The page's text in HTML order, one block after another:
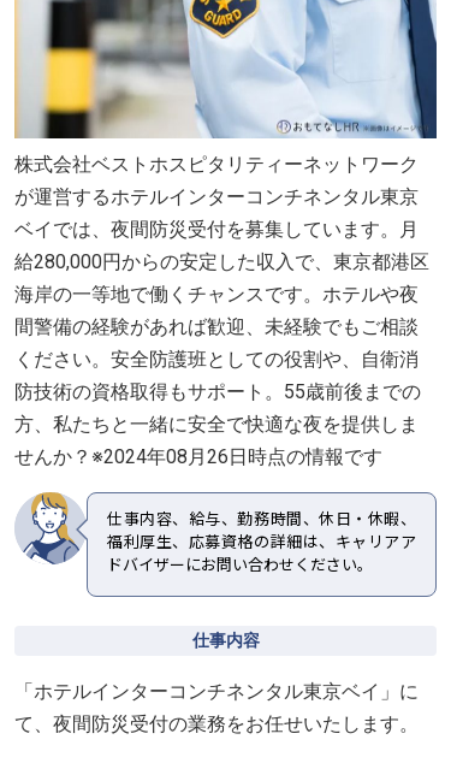
株式会社ベストホスピタリティーネットワーク
が運営するホテルインターコンチネンタル東京
ベイでは、夜間防災受付を募集しています。月
給280,000円からの安定した収入で、東京都港区
海岸の一等地で働くチャンスです。ホテルや夜
間警備の経験があれば歓迎、未経験でもご相談
ください。安全防護班としての役割や、自衛消
防技術の資格取得もサポート。55歳前後までの
方、私たちと一緒に安全で快適な夜を提供しま
せんか？※2024年08月26日時点の情報です
仕事内容、給与、勤務時間、休日・休暇、
福利厚生、応募資格の詳細は、キャリアア
ドバイザーにお問い合わせください。
仕事内容
「ホテルインターコンチネンタル東京ベイ」に
て、夜間防災受付の業務をお任せいたします。